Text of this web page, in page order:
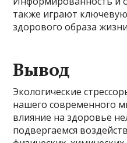
также играют
здорового образа
Вывод
Экологические
нашего современного
влияние на здоровье
подвергаемся